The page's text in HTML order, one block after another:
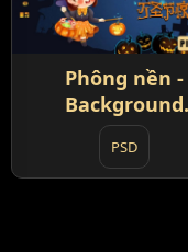
Phông nền -
Background
Halloween (7)
PSD